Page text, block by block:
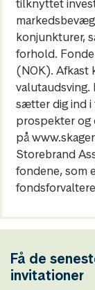
tilknyttet
konjunkturer,
forhold.
(NOK). Afkast
valutaudsving.
sætter dig ind i
prospekter og
på
Storebrand
fondene, som
Få de
invitationer